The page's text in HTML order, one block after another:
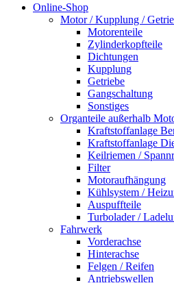
Online-Shop
Motor / Kupplung /
Motorenteile
Zylinderkopfteile
Dichtungen
Kupplung
Getriebe
Gangschaltung
Sonstiges
Organteile außerhalb
Kraftstoffanlage
Kraftstoffanlage
Keilriemen /
Filter
Motoraufhängung
Kühlsystem /
Auspuffteile
Turbolader /
Fahrwerk
Vorderachse
Hinterachse
Felgen / Reifen
Antriebswellen